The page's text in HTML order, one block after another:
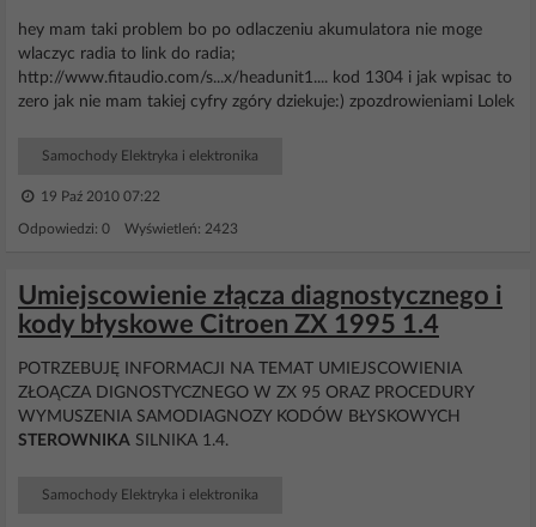
hey mam taki problem bo po odlaczeniu akumulatora nie moge
wlaczyc radia to link do radia;
http://www.fitaudio.com/s...x/headunit1.... kod 1304 i jak wpisac to
zero jak nie mam takiej cyfry zgóry dziekuje:) zpozdrowieniami Lolek
Samochody Elektryka i elektronika
19 Paź 2010 07:22
Odpowiedzi: 0 Wyświetleń: 2423
Umiejscowienie złącza diagnostycznego i
kody błyskowe Citroen ZX 1995 1.4
POTRZEBUJĘ INFORMACJI NA TEMAT UMIEJSCOWIENIA
ZŁOĄCZA DIGNOSTYCZNEGO W ZX 95 ORAZ PROCEDURY
WYMUSZENIA SAMODIAGNOZY KODÓW BŁYSKOWYCH
STEROWNIKA SILNIKA 1.4.
Samochody Elektryka i elektronika